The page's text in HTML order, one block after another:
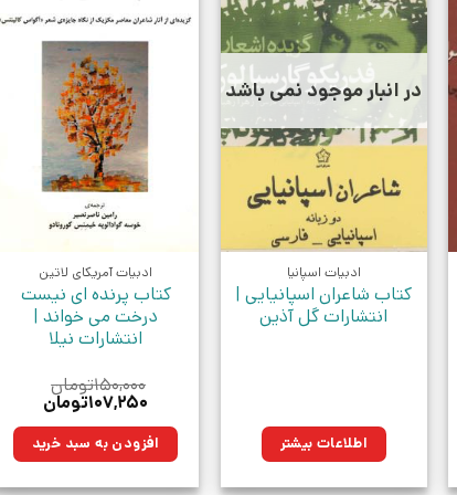
در انبار موجود نمی باشد
ادبیات اسپانیا
کتاب شاعران اسپانیایی |
انتشارات گل آذین
اطلاعات بیشتر
ادبیات آمریکای لاتین
کتاب پرنده ای نیست
درخت می خواند |
انتشارات نیلا
۱۵۰,۰۰۰تومان
قیمت
۱۵۰,۰۰۰تومان
بود.
۱۰۷,۲۵۰تومانقیمت
۱۰۷,۲۵۰تومان.افزودن به سبد خرید